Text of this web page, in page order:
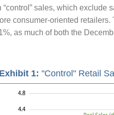
sales, which
consumer-oriented
as much of both the
Exhibit 1: "Control" Retail